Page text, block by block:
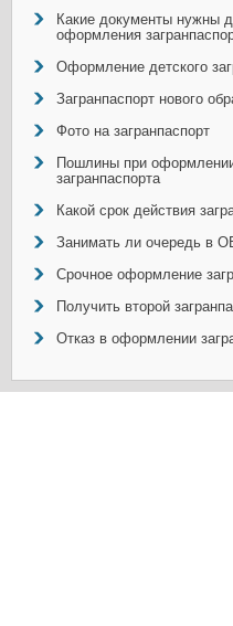
Какие документы нужны
оформления
Оформление детского
Загранпаспорт нового
Фото на загранпаспорт
Пошлины при
загранпаспорта
Какой срок действия
Занимать ли очередь в
Срочное оформление
Получить второй
Отказ в оформлении